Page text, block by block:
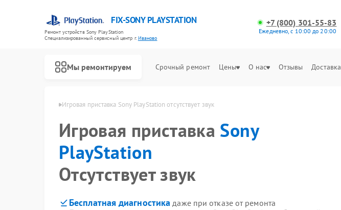
FIX-SONY PLAYSTATION
Ремонт устройств Sony PlayStation
Специализированный cервисный центр г.Иваново
+7 (800) 301-55-83
Ежедневно, с 10:00 до 20:00
Мы ремонтируем Срочный ремонт Цены О нас Отзывы Доставка
Игровая приставка Sony PlayStation отсутствует звук
Игровая приставка Sony
PlayStation
Отсутствует звук
Бесплатная диагностика даже при отказе от ремонта